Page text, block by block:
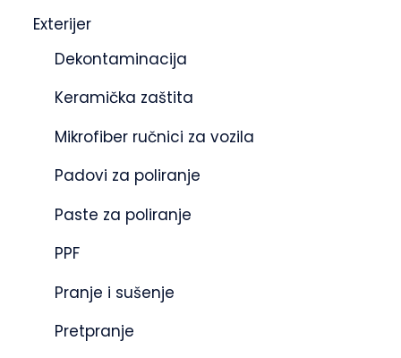
Exterijer
Dekontaminacija
Keramička zaštita
Mikrofiber ručnici za vozila
Padovi za poliranje
Paste za poliranje
PPF
Pranje i sušenje
Pretpranje